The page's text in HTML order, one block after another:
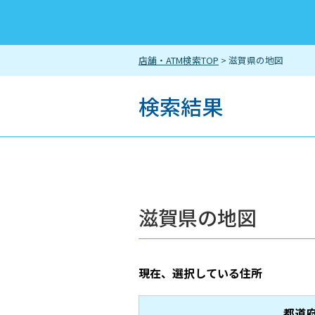
店舗・ATM検索TOP > 滋賀県の地図
検索結果
滋賀県の地図
現在、選択している住所